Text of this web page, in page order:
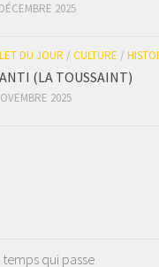
2025
DU JOUR / CULTURE /
(LA TOUSSAINT)
2025
qui passe